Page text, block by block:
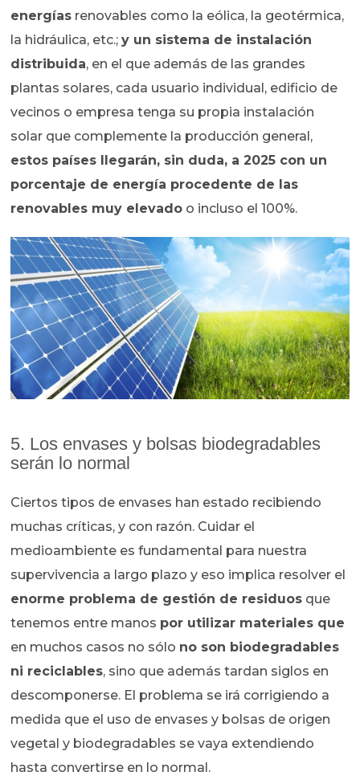
energías renovables como la eólica, la geotérmica,
la hidráulica, etc.;y un sistema de instalación
distribuida, en el que además de las grandes
plantas solares, cada usuario individual, edificio de
vecinos o empresa tenga su propia instalación
solar que complemente la producción general,
estos países llegarán, sin duda, a 2025 con un
porcentaje de energía procedente de las
renovables muy elevado o incluso el 100%.
5. Los envases y bolsas biodegradables
serán lo normal
Ciertos tipos de envases han estado recibiendo
muchas críticas, y con razón. Cuidar el
medioambiente es fundamental para nuestra
supervivencia a largo plazo y eso implica resolver el
enorme problema de gestión de residuos que
tenemos entre manos por utilizar materiales que
en muchos casos no sólo no son biodegradables
ni reciclables, sino que además tardan siglos en
descomponerse. El problema se irá corrigiendo a
medida que el uso de envases y bolsas de origen
vegetal y biodegradables se vaya extendiendo
hasta convertirse en lo normal.